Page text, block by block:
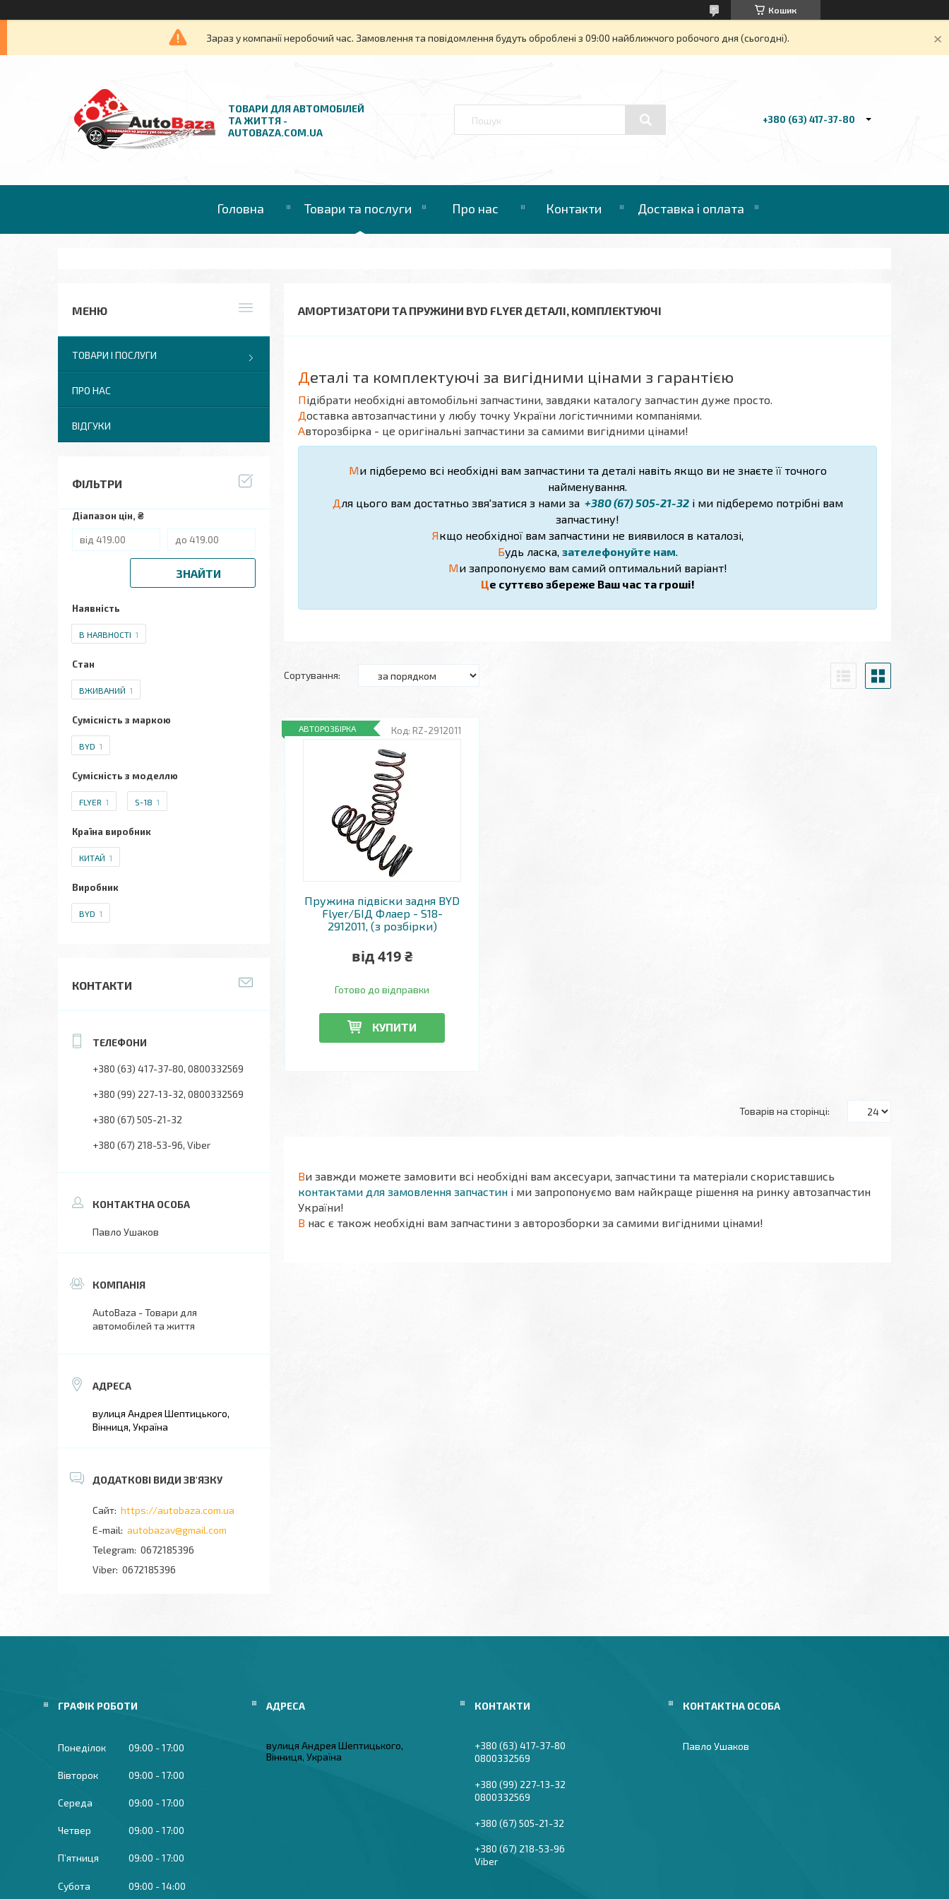
Кошик
Зараз у компанії неробочий час. Замовлення та повідомлення будуть оброблені з 09:00 найближчого робочого дня (сьогодні).
ТОВАРИ ДЛЯ АВТОМОБІЛЕЙ
ТА ЖИТТЯ -
AUTOBAZA.COM.UA
+380 (63) 417-37-80
Головна Товари та послуги Про нас Контакти Доставка і оплата
АМОРТИЗАТОРИ ТА ПРУЖИНИ BYD FLYER ДЕТАЛІ, КОМПЛЕКТУЮЧІ
Деталі та комплектуючі за вигідними цінами з гарантією
Підібрати необхідні автомобільні запчастини, завдяки каталогу запчастин дуже просто.
Доставка автозапчастини у любу точку України логістичними компаніями.
Авторозбірка - це оригінальні запчастини за самими вигідними цінами!
Ми підберемо всі необхідні вам запчастини та деталі навіть якщо ви не знаєте її точного
найменування.
Для цього вам достатньо звя'затися з нами за +380 (67) 505-21-32і ми підберемо потрібні вам
запчастину!
Якщо необхідної вам запчастини не виявилося в каталозі,
Будь ласка, зателефонуйте нам.
Ми запропонуємо вам самий оптимальний варіант!
Це суттєво збереже Ваш час та гроші!
RZ-2912011
АВТОРОЗБІРКА
Пружина підвіски задня BYD
Flyer/БІД Флаер - S18-
2912011, (з розбірки)
від 419 ₴
Готово до відправки
КУПИТИ
Ви завжди можете замовити всі необхідні вам аксесуари, запчастини та матеріали скориставшись
контактами для замовлення запчастин і ми запропонуємо вам найкраще рішення на ринку автозапчастин
України!
В нас є також необхідні вам запчастини з авторозборки за самими вигідними цінами!
ТОВАРИ І ПОСЛУГИ
ПРО НАС
ВІДГУКИ
ФІЛЬТРИ
Діапазон цін, ₴
ЗНАЙТИ
Наявність
В НАЯВНОСТІ 1
Стан
ВЖИВАНИЙ 1
Сумісність з маркою
BYD 1
Сумісність з моделлю
FLYER 1 S-18 1
Країна виробник
КИТАЙ 1
Виробник
BYD 1
КОНТАКТИ
+380 (63) 417-37-80 0800332569
+380 (99) 227-13-32 0800332569
+380 (67) 505-21-32
+380 (67) 218-53-96 Viber
Павло Ушаков
AutoBaza - Товари для
автомобілей та життя
вулиця Андрея Шептицького,
Вінниця, Україна
https://autobaza.com.ua
autobazav@gmail.com
0672185396
0672185396
ГРАФІК РОБОТИ
Понеділок 09:00 17:00
Вівторок 09:00 17:00
Середа 09:00 17:00
Четвер 09:00 17:00
Пʼятниця 09:00 17:00
Субота 09:00 14:00
вулиця Андрея Шептицького,
Вінниця, Україна
+380 (63) 417-37-80
0800332569
+380 (99) 227-13-32
0800332569
+380 (67) 505-21-32
+380 (67) 218-53-96
Viber
Павло Ушаков